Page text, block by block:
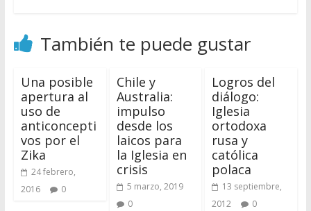
También te puede gustar
Una posible
apertura al
uso de
anticoncepti
vos por el
Zika
24 febrero,
2016
0
Chile y
Australia:
impulso
desde los
laicos para
la Iglesia en
crisis
5 marzo, 2019
0
Logros del
diálogo:
Iglesia
ortodoxa
rusa y
católica
polaca
13 septiembre,
2012
0